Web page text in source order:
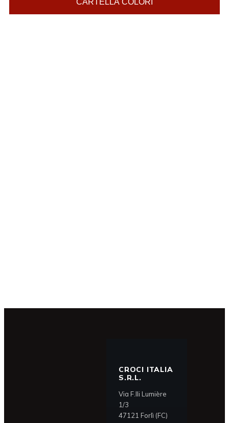
CARTELLA COLORI
CROCI ITALIA
S.R.L.
Via F.lli Lumière
1/3
47121 Forlì (FC)